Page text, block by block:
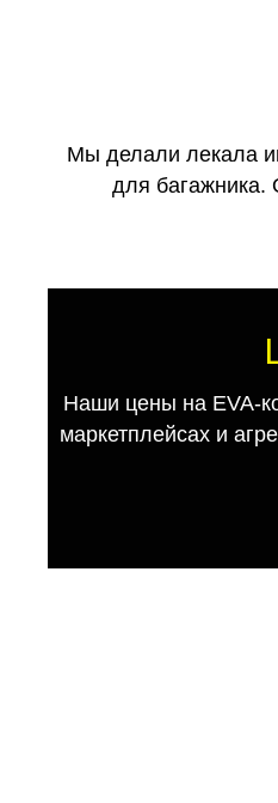
Мы делали лекала
для багажника.
Наши цены на EVA-
маркетплейсах и